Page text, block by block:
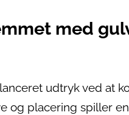
med
udtryk ved at
og placering spiller